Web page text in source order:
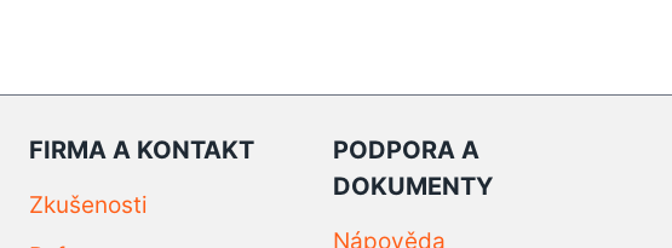
FIRMA A KONTAKT
Zkušenosti
PODPORA A
DOKUMENTY
Nápověda